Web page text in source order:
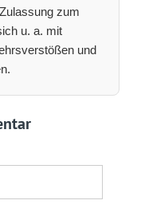
zum
u. a. mit
und